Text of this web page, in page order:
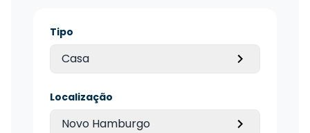
Tipo
Casa
Localização
Novo Hamburgo